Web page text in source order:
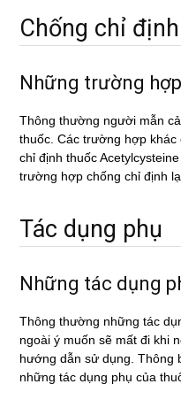
Chống chỉ định
Những trường
Thông thường người mẫn
thuốc. Các trường hợp
chỉ định thuốc
trường hợp chống chỉ định
Tác dụng phụ
Những tác dụng
Thông thường những tác
ngoài ý muốn sẽ mất đi khi
hướng dẫn sử dụng. Thông
những tác dụng phụ của